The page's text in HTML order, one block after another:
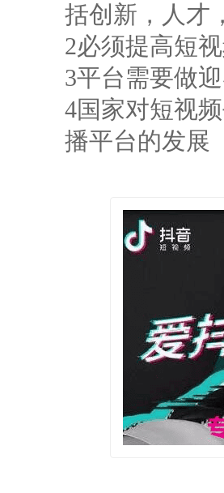
括创新，人才
2必须提高短
3平台需要做
4国家对短视
播平台的发展